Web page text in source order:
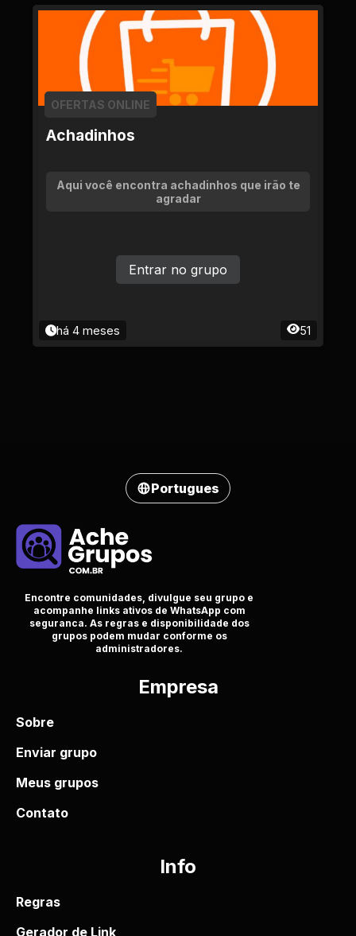
Achadinhos
OFERTAS ONLINE
Aqui você encontra achadinhos que irão te
agradar
há 4 meses 51
Entrar no grupo
Portugues
Encontre comunidades, divulgue seu grupo e
acompanhe links ativos de WhatsApp com
seguranca. As regras e disponibilidade dos
grupos podem mudar conforme os
administradores.
Empresa
Sobre
Enviar grupo
Meus grupos
Contato
Info
Regras
Gerador de Link